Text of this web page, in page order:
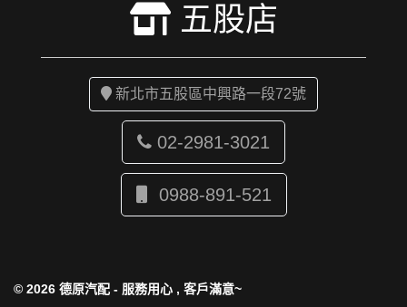
五股店
新北市五股區中興路一段72號
02-2981-3021
0988-891-521
© 2026 德原汽配 - 服務用心 , 客戶滿意~